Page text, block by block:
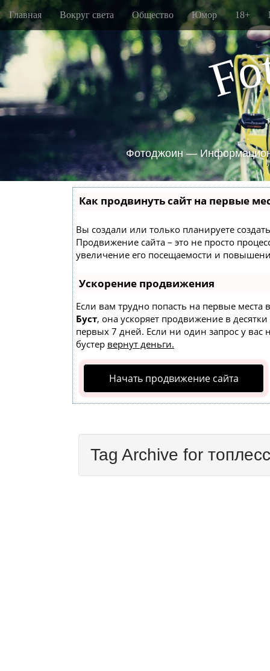
M
a
n
m
e
n
u
S
k
i
o
c
o
n
Главная Вокруг света Общество Юмор 18+
Fo
Фотоджоин —
Как продвинуть сайт на первые
Вы создали или только планируете
Продвижение сайта – это не просто
увеличение его посещаемости и
Ускорение продвижения
Если вам трудно попасть на первые места
Буст, она ускоряет продвижение в
первых 7 дней. Если ни один запрос у вас
бустер вернут деньги.
Начать продвижение сайта
Tag Archive for топлесс